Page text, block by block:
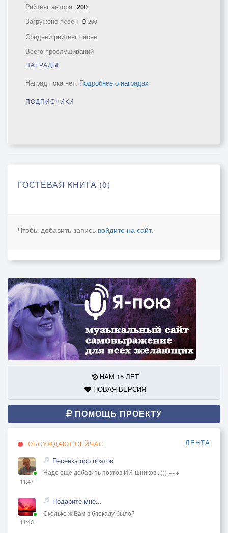
Рейтинг автора 200
Загружено песен 0 200
Средний рейтинг песни
Всего прослушиваний
НАГРАДЫ
Наград пока нет. Подробнее о наградах
ПОДПИСЧИКИ
ГОСТЕВАЯ КНИГА (0)
Чтобы добавить запись войдите на сайт.
НАМ 15 ЛЕТ
НОВАЯ ВЕРСИЯ
ПОМОЩЬ ПРОЕКТУ
ОБСУЖДАЮТ СЕЙЧАС ЛЕНТА
11:47
Песенка про поэтов
Надо ещё добавить поэтов ИИ-шников...))) +++
11:40
Подарите мне...
Сколько ж Вам в блокаду было?